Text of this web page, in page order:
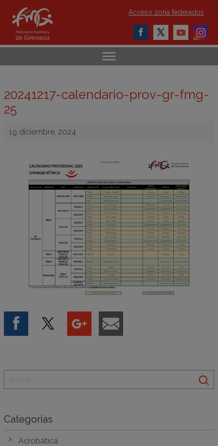
Acceso zona federados
20241217-calendario-prov-gr-fmg-
25
19 diciembre, 2024
Categorías
Acrobática